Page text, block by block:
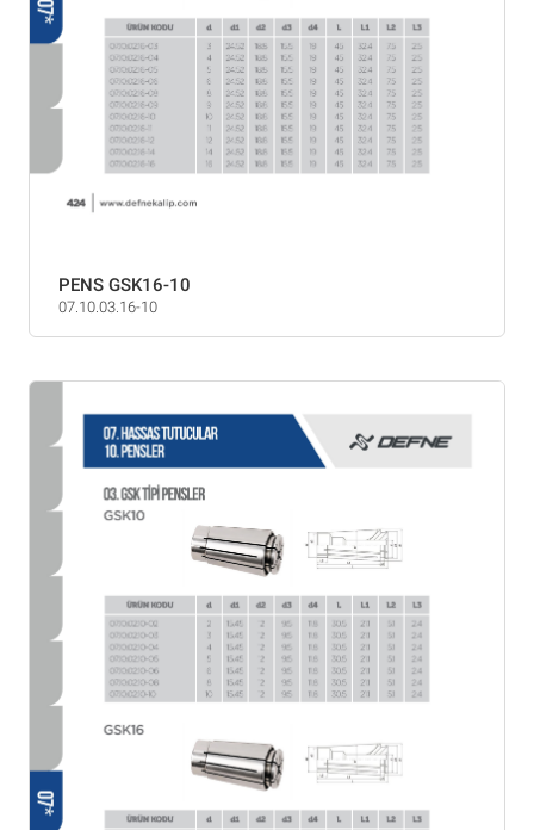
PENS GSK16-10
07.10.03.16-10